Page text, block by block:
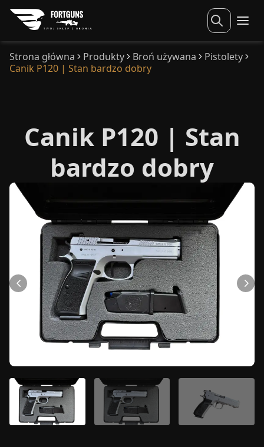
Strona główna Produkty Broń używana
Pistolety
Canik P120 | Stan bardzo dobry
Canik P120 | Stan
bardzo dobry